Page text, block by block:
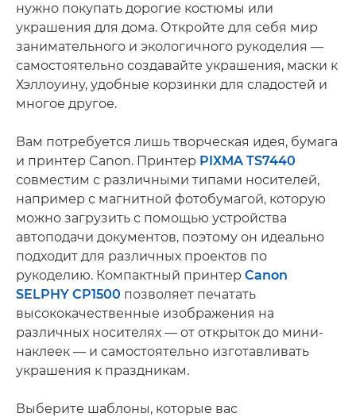
нужно покупать дорогие костюмы или
украшения для дома. Откройте для себя мир
занимательного и экологичного рукоделия —
самостоятельно создавайте украшения, маски к
Хэллоуину, удобные корзинки для сладостей и
многое другое.
Вам потребуется лишь творческая идея, бумага
и принтер Canon. Принтер PIXMA TS7440
совместим с различными типами носителей,
например с магнитной фотобумагой, которую
можно загрузить с помощью устройства
автоподачи документов, поэтому он идеально
подходит для различных проектов по
рукоделию. Компактный принтер Canon
SELPHY CP1500 позволяет печатать
высококачественные изображения на
различных носителях — от открыток до мини-
наклеек — и самостоятельно изготавливать
украшения к праздникам.
Выберите шаблоны, которые вас